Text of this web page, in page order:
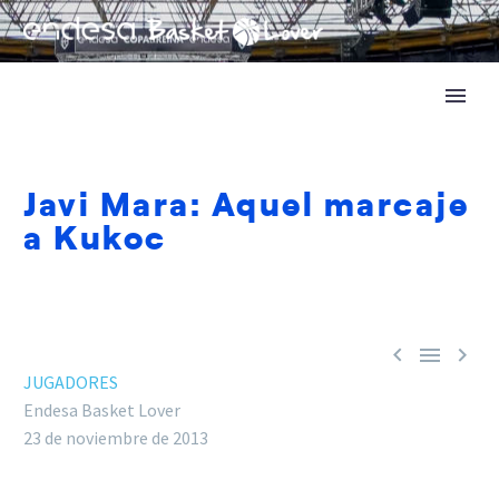
Javi Mara: Aquel marcaje
a Kukoc
  
JUGADORES
Endesa Basket Lover
23 de noviembre de 2013